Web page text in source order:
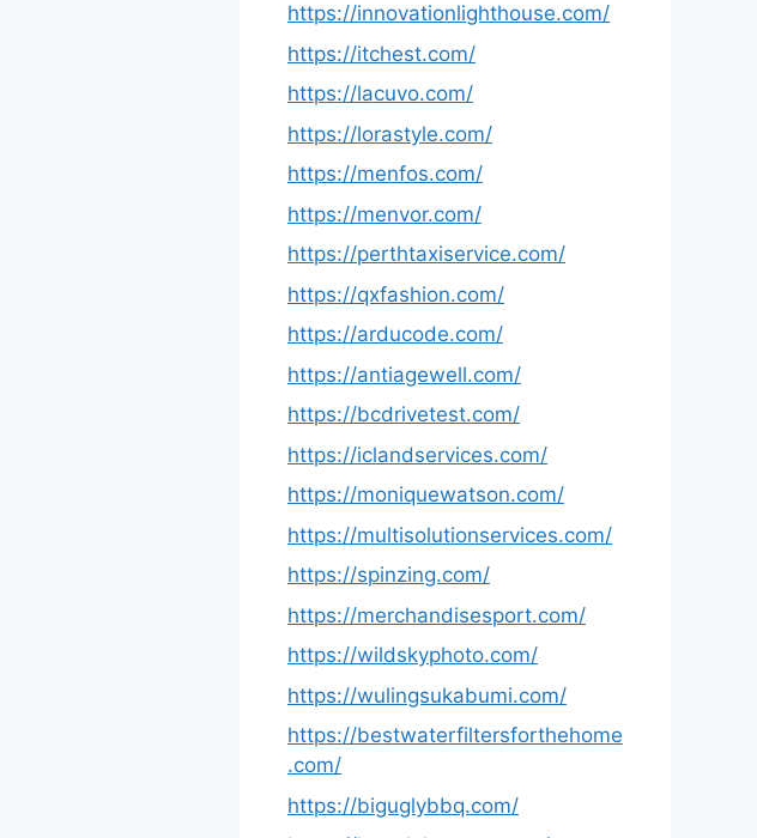
https://innovationlighthouse.com/
https://itchest.com/
https://lacuvo.com/
https://lorastyle.com/
https://menfos.com/
https://menvor.com/
https://perthtaxiservice.com/
https://qxfashion.com/
https://arducode.com/
https://antiagewell.com/
https://bcdrivetest.com/
https://iclandservices.com/
https://moniquewatson.com/
https://multisolutionservices.com/
https://spinzing.com/
https://merchandisesport.com/
https://wildskyphoto.com/
https://wulingsukabumi.com/
https://bestwaterfiltersforthehome
.com/
https://biguglybbq.com/